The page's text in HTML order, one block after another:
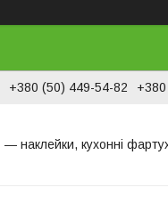
+380 (50) 449-54-82
― наклейки, кухонні